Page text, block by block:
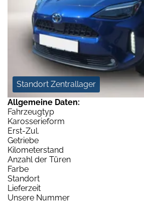
Standort Zentrallager
Allgemeine Daten:
Fahrzeugtyp
Karosserieform
Erst-Zul.
Getriebe
Kilometerstand
Anzahl der Türen
Farbe
Standort
Lieferzeit
Unsere Nummer